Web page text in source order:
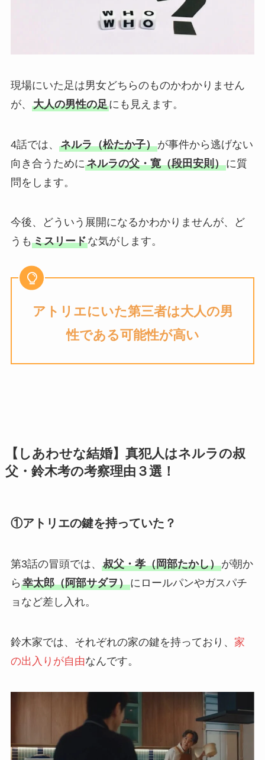
現場にいた足は男女どちらのものかわかりません
が、 大人の男性の足にも見えます。
4話では、 ネルラ（松たか子）が事件から逃げない
向き合うためにネルラの父・寛（段田安則）に質
問をします。
今後、どういう展開になるかわかりませんが、ど
うも ミスリードな気がします。
アトリエにいた第三者は大人の男
性である可能性が高い
【しあわせな結婚】真犯人はネルラの叔
父・鈴木考の考察理由３選！
①アトリエの鍵を持っていた？
第3話の冒頭では、 叔父・孝（岡部たかし）が朝か
ら 幸太郎（阿部サダヲ）にロールパンやガスパチ
ョなど差し入れ。
鈴木家では、それぞれの家の鍵を持っており、 家
の出入りが自由なんです。